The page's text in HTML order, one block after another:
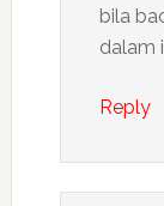
bila
dalam
Reply